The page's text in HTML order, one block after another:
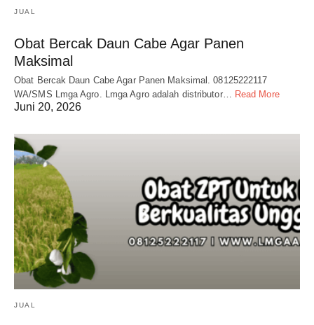
JUAL
Obat Bercak Daun Cabe Agar Panen
Maksimal
Obat Bercak Daun Cabe Agar Panen Maksimal. 08125222117
WA/SMS Lmga Agro. Lmga Agro adalah distributor…
Read More
Juni 20, 2026
JUAL